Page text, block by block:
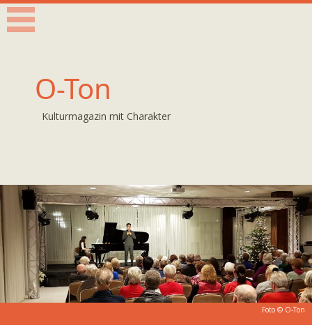
O-Ton
Kulturmagazin mit Charakter
Foto © O-Ton